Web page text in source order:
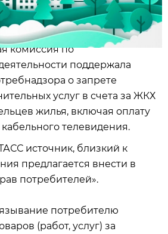
комиссия по
поддержала
о запрете
услуг в счета за ЖКХ
жилья, включая оплату
телевидения.
источник, близкий к
предлагается внести в
потребителей».
потребителю
(работ, услуг) за